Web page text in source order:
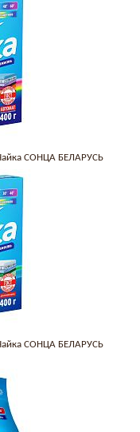
СОНЦА БЕЛАРУСЬ
СОНЦА БЕЛАРУСЬ